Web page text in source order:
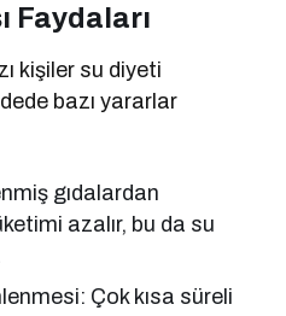
Faydaları
kişiler su diyeti
bazı yararlar
gıdalardan
azalır, bu da su
Çok kısa süreli